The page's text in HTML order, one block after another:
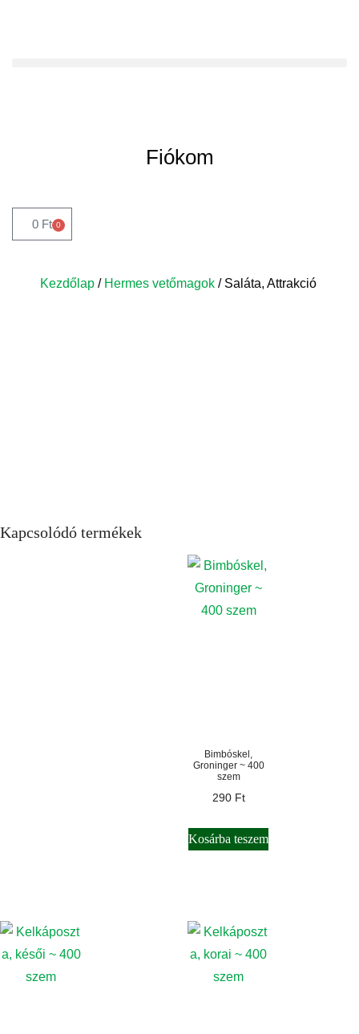
Fiókom
0 Ft 0
Kezdőlap / Hermes vetőmagok / Saláta, Attrakció
Kapcsolódó termékek
Bimbóskel,
Groninger ~ 400
szem
290 Ft
Kosárba teszem